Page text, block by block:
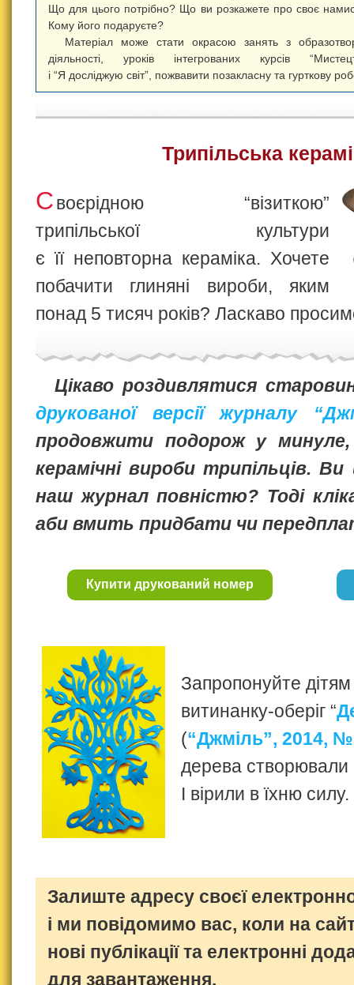
Що для цього потрібно? Що ви розкажете про своє
Кому його подаруєте?
Матеріал може стати окрасою занять з
діяльності, уроків інтегрованих курсів
і “Я досліджую світ”, пожвавити позакласну та гурткову
Трипільська
Своєрідною “візиткою”
трипільської культури
є її неповторна кераміка. Хочете
побачити глиняні вироби, яким
понад 5 тисяч років? Ласкаво
Цікаво роздивлятися
друкованої версії журналу
продовжити подорож у минуле,
керамічні вироби трипільців.
наш журнал повністю? Тоді
аби вмить придбати чи
Купити друкований номер
Запропонуйте
витинанку-оберіг “
(“Джміль”, 2014,
дерева
І вірили в їхню силу.
Залиште адресу своєї
і ми повідомимо вас, коли на
нові публікації та електронні
для завантаження.